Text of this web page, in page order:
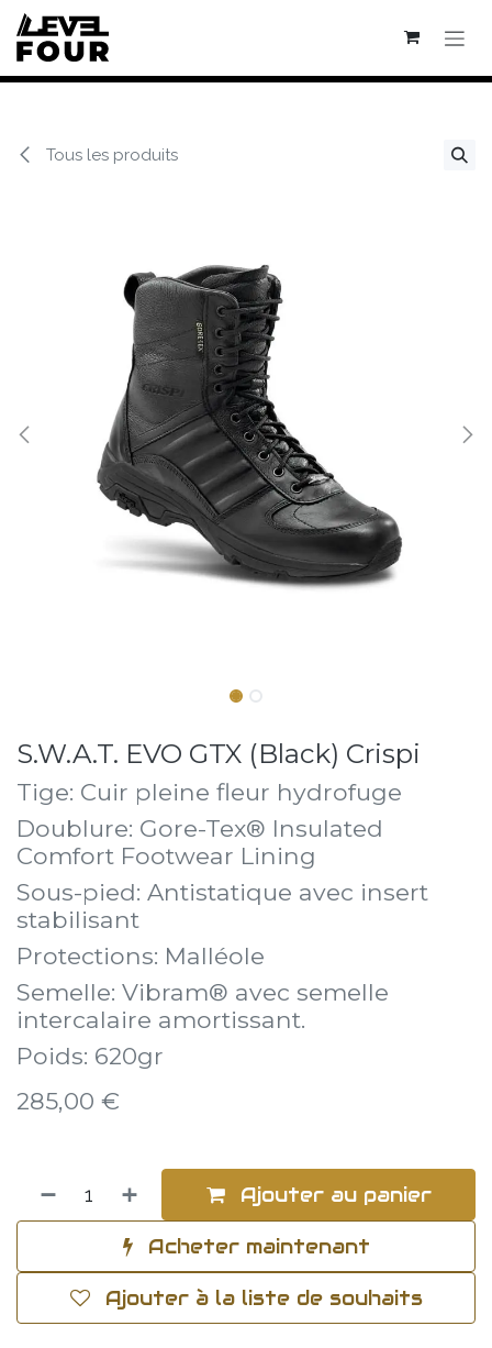
Se rendre au contenu
Tous les produits
S.W.A.T. EVO GTX (Black) Crispi
Tige: Cuir pleine fleur hydrofuge
Doublure: Gore-Tex® Insulated
Comfort Footwear Lining
Sous-pied: Antistatique avec insert
stabilisant
Protections: Malléole
Semelle: Vibram® avec semelle
intercalaire amortissant.
Poids: 620gr
285,00 €
Ajouter au panier
Acheter maintenant
Ajouter à la liste de souhaits